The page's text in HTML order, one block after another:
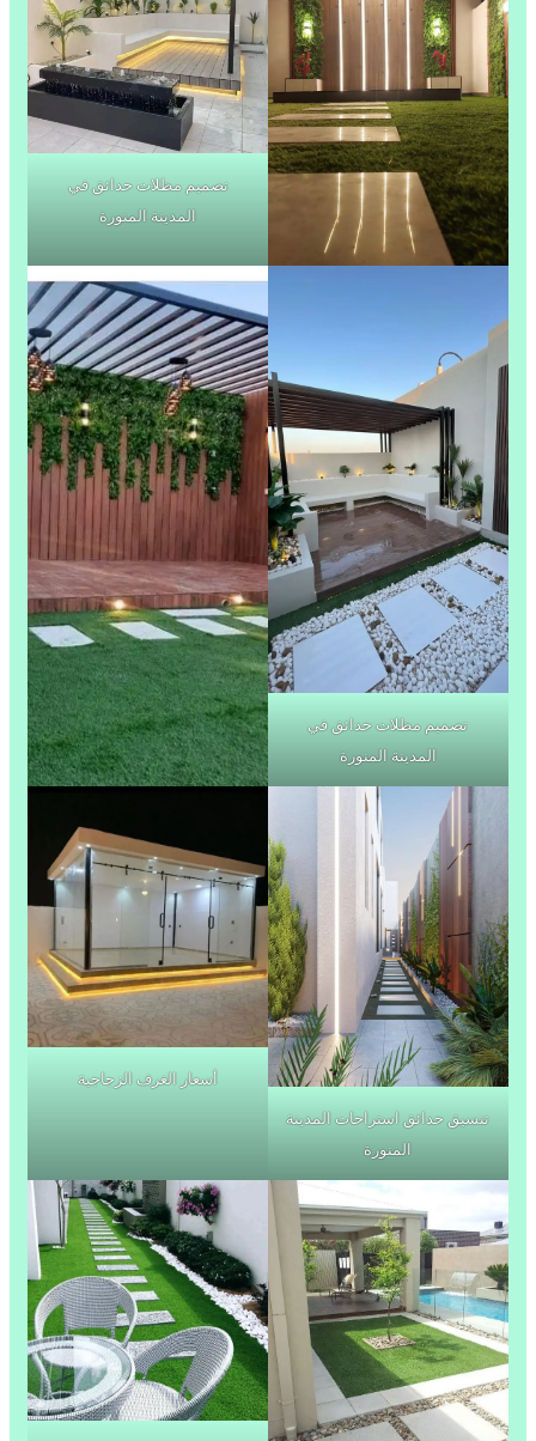
تصميم مظلات حدائق في
المدينة المنورة
تصميم مظلات حدائق في
المدينة المنورة
تنسيق حدائق استراحات المدينة
المنورة
أسعار الغرف الزجاجية